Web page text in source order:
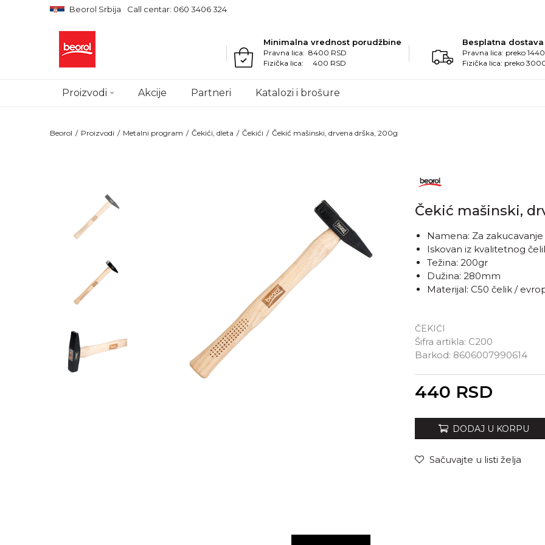
Beorol Srbija Call centar: 060 3406 324
Minimalna vrednost porudžbine
Pravna lica: 8400 RSD
Fizička lica: 400 RSD
Besplatna dostava
Pravna lica: preko
Fizička lica: preko
Proizvodi Akcije Partneri Katalozi i brošure
Beorol Proizvodi Metalni program Čekići, dleta Čekići Čekić mašinski, drvena drška, 200g
Čekić mašinski,
ČEKIĆI
Šifra artikla: C200
Barkod: 8606007990614
Namena: Za
Iskovan iz kvalitetnog
Težina: 200gr
Dužina: 280mm
Materijal: C50 čelik /
440 RSD
DODAJ U KORPU
Sačuvajte u listi želja